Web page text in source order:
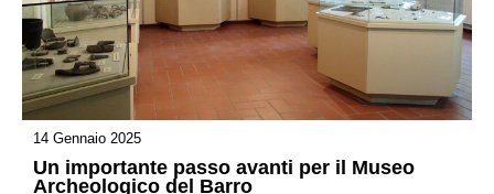
14 Gennaio 2025
Un importante passo avanti per il Museo
Archeologico del Barro